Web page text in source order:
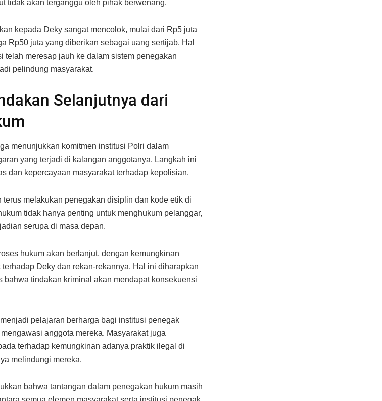
tidak akan terganggu oleh pihak berwenang.
kepada Deky sangat mencolok, mulai dari Rp5 juta
Rp50 juta yang diberikan sebagai uang sertijab. Hal
telah meresap jauh ke dalam sistem penegakan
pelindung masyarakat.
Selanjutnya dari
menunjukkan komitmen institusi Polri dalam
yang terjadi di kalangan anggotanya. Langkah ini
dan kepercayaan masyarakat terhadap kepolisian.
melakukan penegakan disiplin dan kode etik di
tidak hanya penting untuk menghukum pelanggar,
serupa di masa depan.
hukum akan berlanjut, dengan kemungkinan
Deky dan rekan-rekannya. Hal ini diharapkan
bahwa tindakan kriminal akan mendapat konsekuensi
pelajaran berharga bagi institusi penegak
anggota mereka. Masyarakat juga
terhadap kemungkinan adanya praktik ilegal di
melindungi mereka.
bahwa tantangan dalam penegakan hukum masih